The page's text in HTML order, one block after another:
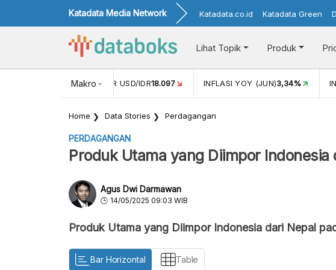
Katadata Media Network Katadata.co.id Katadata Green
Lihat Topik Produk
Makro
NILAI TUKAR USD/IDR18.097 INFLASI YOY (JUN)3,34%
Home Data Stories Perdagangan
PERDAGANGAN
Produk Utama yang Diimpor
Agus Dwi Darmawan
14/05/2025 09:03 WIB
Produk Utama yang Diimpor Indonesia dari Nepal
Bar Horizontal Table